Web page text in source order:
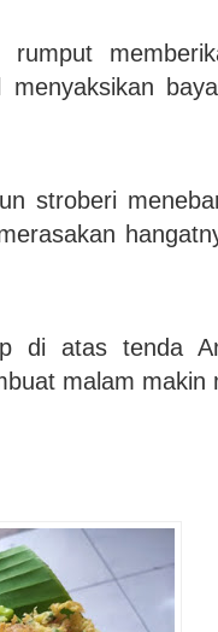
stroberi
di atas tenda
malam makin